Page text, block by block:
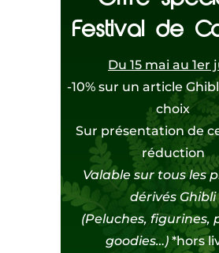
Festival de
Du 15 mai au 1er
-10% sur un article
choix
Sur présentation de
réduction
Valable sur tous les
dérivés Ghibli
(Peluches, figurines,
goodies…)*hors